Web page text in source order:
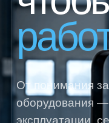
От понимания
оборудования
эксплуатации,